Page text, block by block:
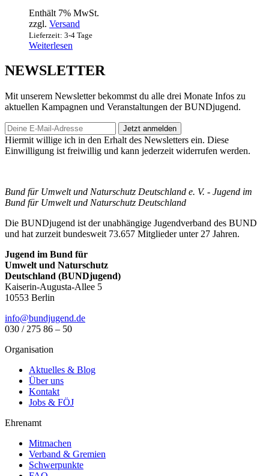
Enthält 7% MwSt.
zzgl. Versand
Lieferzeit: 3-4 Tage
Weiterlesen
NEWSLETTER
Mit unserem Newsletter bekommst du alle drei Monate Infos zu
aktuellen Kampagnen und Veranstaltungen der BUNDjugend.
Jetzt anmelden
Hiermit willige ich in den Erhalt des Newsletters ein. Diese
Einwilligung ist freiwillig und kann jederzeit widerrufen werden.
Bund für Umwelt und Naturschutz Deutschland e. V. - Jugend im
Bund für Umwelt und Naturschutz Deutschland
Die BUNDjugend ist der unabhängige Jugendverband des BUND
und hat zurzeit bundesweit 73.657 Mitglieder unter 27 Jahren.
Jugend im Bund für
Umwelt und Naturschutz
Deutschland (BUNDjugend)
Kaiserin-Augusta-Allee 5
10553 Berlin
info@bundjugend.de
030 / 275 86 – 50
Organisation
Aktuelles & Blog
Über uns
Kontakt
Jobs & FÖJ
Ehrenamt
Mitmachen
Verband & Gremien
Schwerpunkte